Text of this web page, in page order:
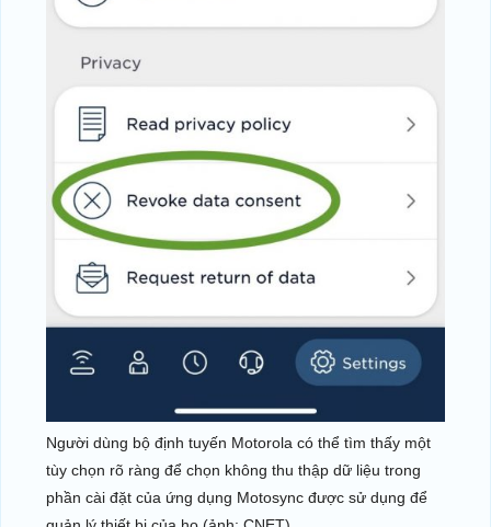
Người dùng bộ định tuyến Motorola có thể tìm thấy một
tùy chọn rõ ràng để chọn không thu thập dữ liệu trong
phần cài đặt của ứng dụng Motosync được sử dụng để